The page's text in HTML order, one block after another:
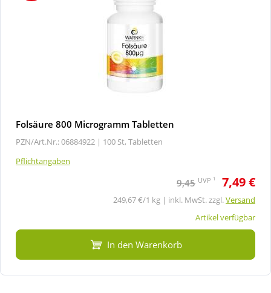
Folsäure 800 Microgramm Tabletten
PZN/Art.Nr.: 06884922 | 100 St, Tabletten
Pflichtangaben
9,45 UVP 1 7,49 €
249,67 €/1 kg | inkl. MwSt. zzgl.Versand
Artikel verfügbar
In den Warenkorb